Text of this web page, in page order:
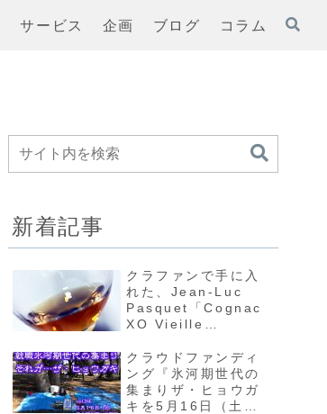
サービス 企画 ブログ コラム
新着記事
クラファンで手に入
れた、Jean-Luc
Pasquet「Cognac
XO Vieille
クラウドファンディ
ング『氷河期世代の
集まりザ・ヒョウガ
キを5月16日（土）